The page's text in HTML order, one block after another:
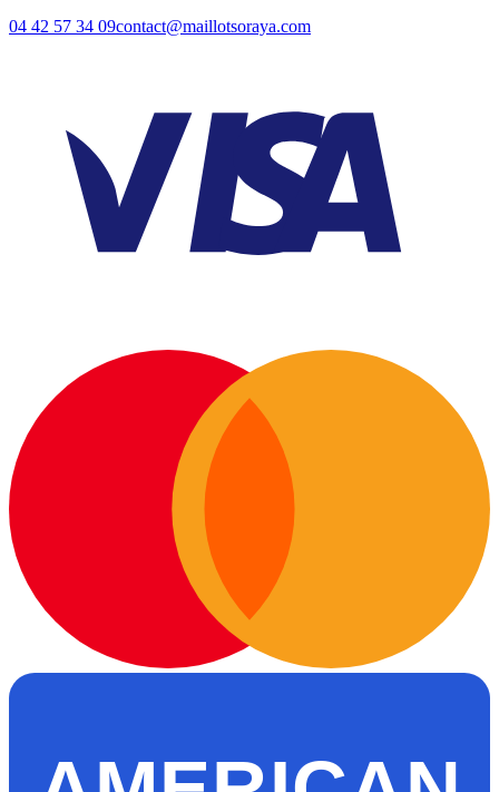
04 42 57 34 09contact@maillotsoraya.com